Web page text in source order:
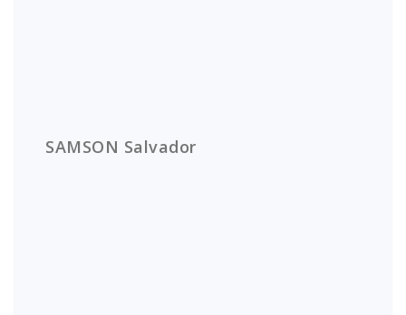
SAMSON Salvador